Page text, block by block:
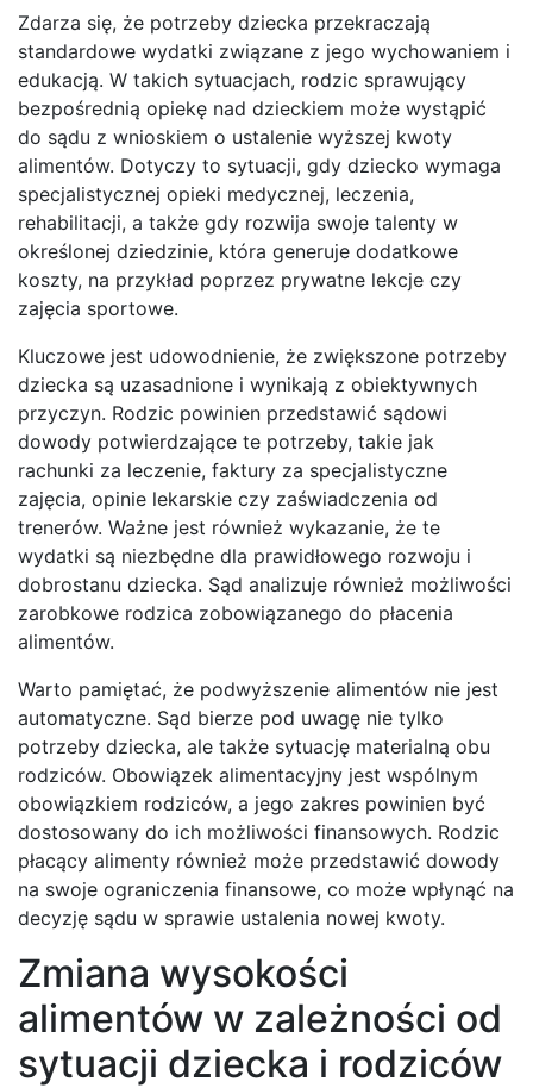
Zdarza się, że potrzeby dziecka przekraczają
standardowe wydatki związane z jego wychowaniem i
edukacją. W takich sytuacjach, rodzic sprawujący
bezpośrednią opiekę nad dzieckiem może wystąpić
do sądu z wnioskiem o ustalenie wyższej kwoty
alimentów. Dotyczy to sytuacji, gdy dziecko wymaga
specjalistycznej opieki medycznej, leczenia,
rehabilitacji, a także gdy rozwija swoje talenty w
określonej dziedzinie, która generuje dodatkowe
koszty, na przykład poprzez prywatne lekcje czy
zajęcia sportowe.
Kluczowe jest udowodnienie, że zwiększone potrzeby
dziecka są uzasadnione i wynikają z obiektywnych
przyczyn. Rodzic powinien przedstawić sądowi
dowody potwierdzające te potrzeby, takie jak
rachunki za leczenie, faktury za specjalistyczne
zajęcia, opinie lekarskie czy zaświadczenia od
trenerów. Ważne jest również wykazanie, że te
wydatki są niezbędne dla prawidłowego rozwoju i
dobrostanu dziecka. Sąd analizuje również możliwości
zarobkowe rodzica zobowiązanego do płacenia
alimentów.
Warto pamiętać, że podwyższenie alimentów nie jest
automatyczne. Sąd bierze pod uwagę nie tylko
potrzeby dziecka, ale także sytuację materialną obu
rodziców. Obowiązek alimentacyjny jest wspólnym
obowiązkiem rodziców, a jego zakres powinien być
dostosowany do ich możliwości finansowych. Rodzic
płacący alimenty również może przedstawić dowody
na swoje ograniczenia finansowe, co może wpłynąć na
decyzję sądu w sprawie ustalenia nowej kwoty.
Zmiana wysokości
alimentów w zależności od
sytuacji dziecka i rodziców